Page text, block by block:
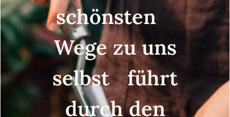
schönsten
Wege zu uns
selbst führt
durch den